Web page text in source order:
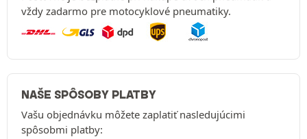
vždy zadarmo pre motocyklové pneumatiky.
NAŠE SPÔSOBY PLATBY
Vašu objednávku môžete zaplatiť nasledujúcimi
spôsobmi platby: